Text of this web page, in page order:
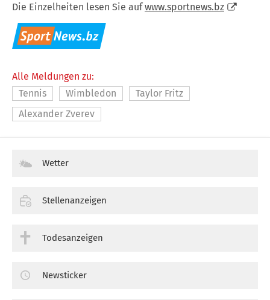
Die Einzelheiten lesen Sie aufwww.sportnews.bz
Alle Meldungen zu:
Tennis
Wimbledon
Taylor Fritz
Alexander Zverev
Wetter
Stellenanzeigen
Todesanzeigen
Newsticker